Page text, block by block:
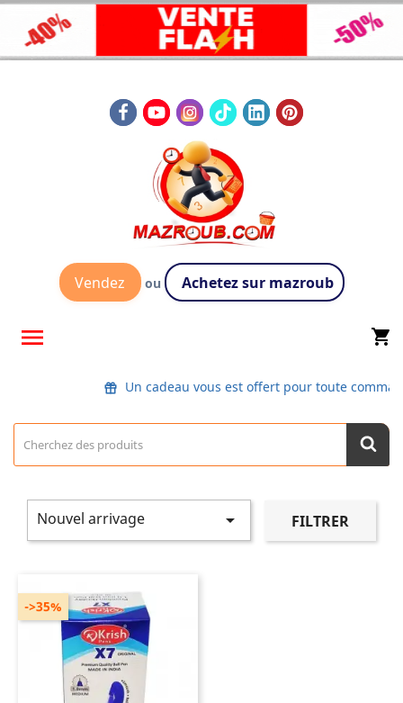
Vendez ou Achetez sur mazroub
 shopping_cart
Un cadeau vous est offert pour toute
Nouvel arrivage  FILTRER
->35%